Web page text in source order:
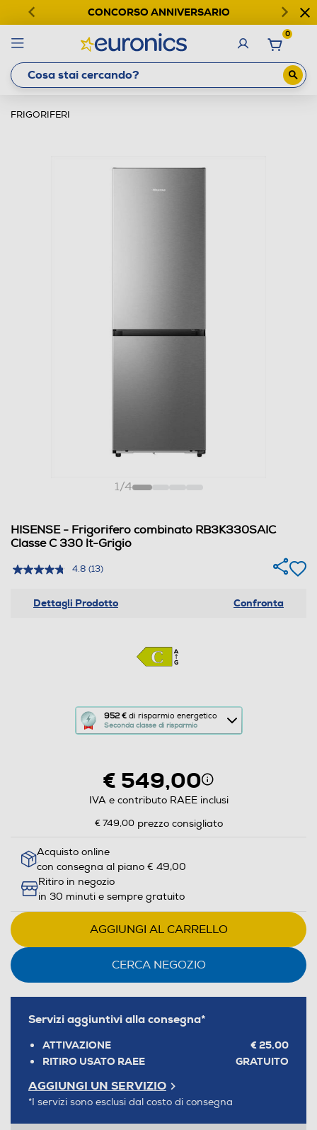
CONCORSO ANNIVERSARIO
0
FRIGORIFERI
1/4
HISENSE - Frigorifero combinato RB3K330SAIC
Classe C 330 lt-Grigio
4.8 (13)
Dettagli Prodotto Confronta
952 €di risparmio energetico
Seconda classe di risparmio
Questa
azione
Calcolatore
risparmio
di
Youreko.
€ 549,00
IVA e contributo RAEE inclusi
€ 749,00 prezzo consigliato
Acquisto online
con consegna al piano € 49,00
Ritiro in negozio
in 30 minuti e sempre gratuito
AGGIUNGI AL CARRELLO
CERCA NEGOZIO
Servizi aggiuntivi alla consegna*
ATTIVAZIONE
€ 25,00
RITIRO USATO RAEE
GRATUITO
AGGIUNGI UN SERVIZIO
*I servizi sono esclusi dal costo di consegna